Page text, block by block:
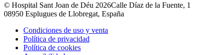
© Hospital Sant Joan de Déu 2026Calle Díaz de la Fuente, 1
08950 Esplugues de Llobregat, España
Condiciones de uso y venta
Política de privacidad
Política de cookies